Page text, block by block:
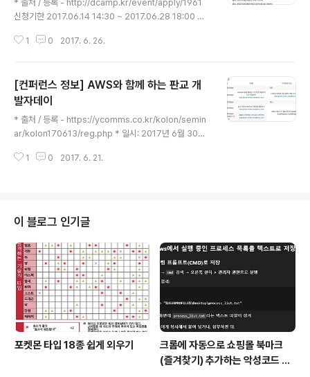
* 출처 / 등록 - http://dcamp.kr/event/apply/1961
신청기한 2017.06.14 14:30 ~ 2017.06.28 18:00 일
장소 한국인터넷진흥원 서관 10층 핀테크 보안인증기술
1 0 2017. 6. 26.
[컨퍼런스 정보] AWS와 함께 하는 판교 개
발자데이
* 출처 / 등록 - https://ycomms.co.kr/kolon/semin
ar/kolon170613/reg.php * 일시: 2017년 6월 30일
타트업 캠퍼스 1층 컨퍼런스홀 및 2층 세미나룸 AWS 클
께 두 번 째 AWS 판교 개발자데이 행사를 진행합니다. 지
난 번 행사에서 주신 피드백을 바탕으로 세션 주제도 최신
트렌드 및 AWS 고급 운영에 대한 내용으로 정비하고, 실
제 저희 Solutions Architect 분들과 내용을 체험해볼 수
있는 핸즈온랩 세..
1 0 2017. 6. 21.
이 블로그 인기글
포켓몬 타입 18종 쉽게 외우기
크롬에 자동으로 쇼핑몰 북마크
(즐겨찾기) 추가하는 악성코드 삭